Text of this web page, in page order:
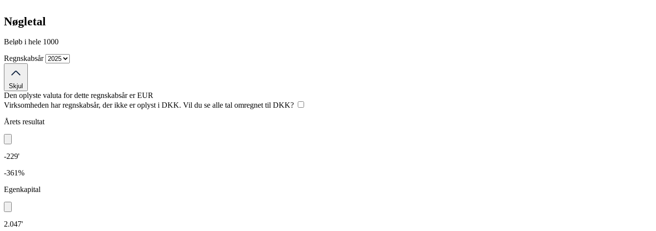
Nøgletal
Beløb i hele 1000
Regnskabsår
Skjul
Den oplyste valuta for dette regnskabsår erEUR
Virksomheden har regnskabsår, der ikke er oplyst i DKK. Vil du se alle tal omregnet til DKK?
Årets resultat
-229'
-361%
Egenkapital
2.047'